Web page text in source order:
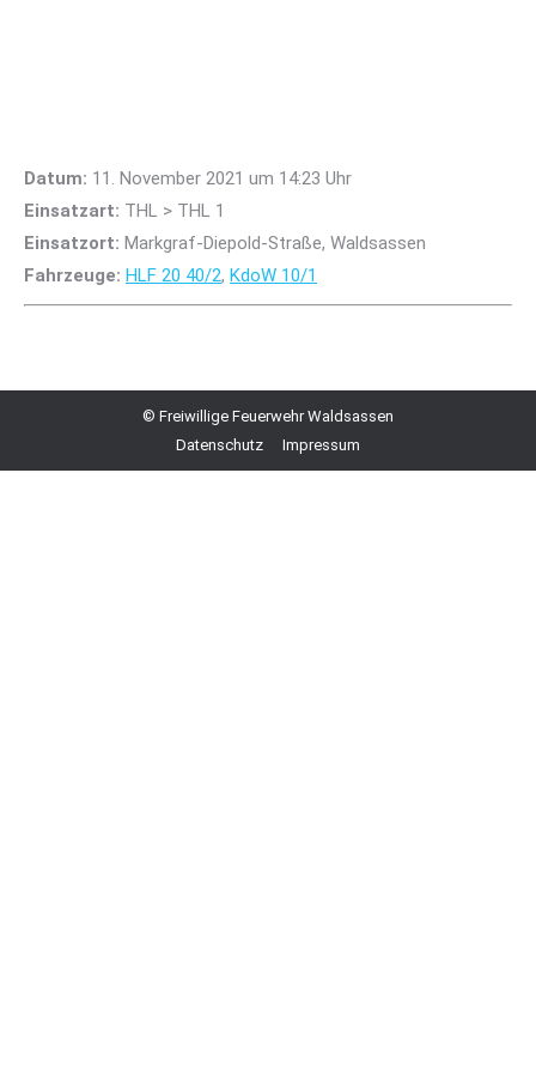
Datum: 11. November 2021 um 14:23 Uhr
Einsatzart: THL > THL 1
Einsatzort: Markgraf-Diepold-Straße, Waldsassen
Fahrzeuge: HLF 20 40/2, KdoW 10/1
© Freiwillige Feuerwehr Waldsassen
Datenschutz
Impressum